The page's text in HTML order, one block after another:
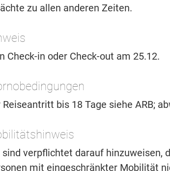
zu allen anderen Zeiten.
Check-in oder Check-out am 25.12.
Reiseantritt bis 18 Tage siehe ARB;
sind verpflichtet darauf hinzuweisen,
mit eingeschränkter Mobilität